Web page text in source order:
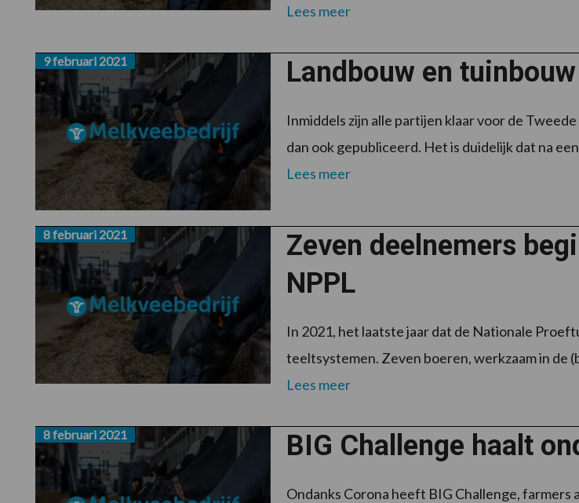
Lees meer
Landbouw en
9 februari 2021
Inmiddels zijn alle partijen klaar voor de
dan ook gepubliceerd. Het is duidelijk dat na
Lees meer
Zeven deelnemers
NPPL
8 februari 2021
In 2021, het laatste jaar dat de Nationale
teeltsystemen. Zeven boeren, werkzaam in de
Lees meer
BIG Challenge haalt
8 februari 2021
Ondanks Corona heeft BIG Challenge, farmers